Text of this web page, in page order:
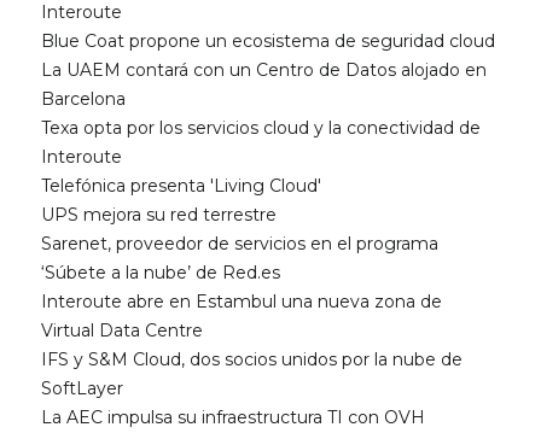
Interoute
Blue Coat propone un ecosistema de seguridad cloud
La UAEM contará con un Centro de Datos alojado en
Barcelona
Texa opta por los servicios cloud y la conectividad de
Interoute
Telefónica presenta 'Living Cloud'
UPS mejora su red terrestre
Sarenet, proveedor de servicios en el programa
‘Súbete a la nube’ de Red.es
Interoute abre en Estambul una nueva zona de
Virtual Data Centre
IFS y S&M Cloud, dos socios unidos por la nube de
SoftLayer
La AEC impulsa su infraestructura TI con OVH